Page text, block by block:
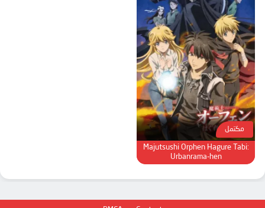
الحلقة 93
الحلقة 94
الحلقة 95
الحلقة 96
الحلقة 97
الحلقة 98
الحلقة 99
الحلقة 100
الحلقة 101
الحلقة 102
الحلقة 103
مكتمل
Majutsushi Orphen Hagure Tabi:
Urbanrama-hen